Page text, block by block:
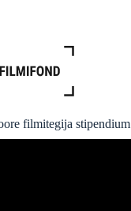
filmitegija stipendium